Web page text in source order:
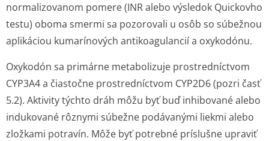
normalizovanom pomere (INR alebo výsledok Quickovho
testu) oboma smermi sa pozorovali u osôb so súbežnou
aplikáciou kumarínových antikoagulancií a oxykodónu.
Oxykodón sa primárne metabolizuje prostredníctvom
CYP3A4 a čiastočne prostredníctvom CYP2D6 (pozri časť
5.2). Aktivity týchto dráh môžu byť buď inhibované alebo
indukované rôznymi súbežne podávanými liekmi alebo
zložkami potravín. Môže byť potrebné príslušne upraviť